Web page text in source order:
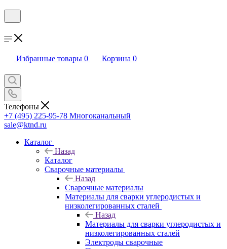
Избранные товары 0 Корзина 0
Телефоны
+7 (495) 225-95-78 Многоканальный
sale@ktnd.ru
Каталог
Назад
Каталог
Сварочные материалы
Назад
Сварочные материалы
Материалы для сварки углеродистых и
низколегированных сталей
Назад
Материалы для сварки углеродистых и
низколегированных сталей
Электроды сварочные